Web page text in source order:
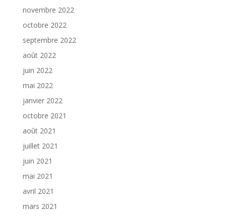
novembre 2022
octobre 2022
septembre 2022
août 2022
juin 2022
mai 2022
janvier 2022
octobre 2021
août 2021
juillet 2021
juin 2021
mai 2021
avril 2021
mars 2021